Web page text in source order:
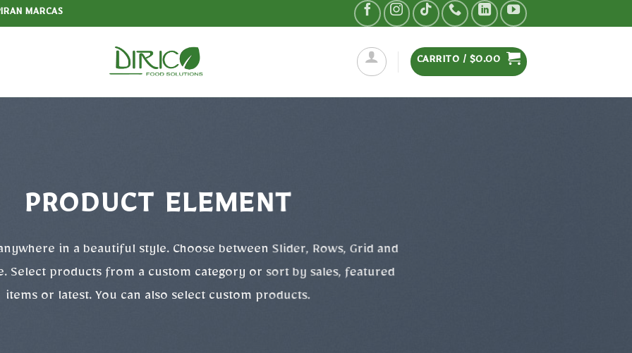
MARCAS
CARRITO / $0.00
PRODUCT ELEMENT
in a beautiful style. Choose between Slider, Rows, Grid and
Select products from a custom category or sort by sales, featured
items or latest. You can also select custom products.